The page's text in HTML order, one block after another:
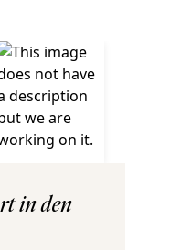
in den